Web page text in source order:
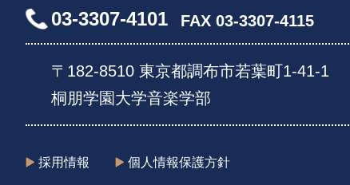
03-3307-4101 FAX 03-3307-4115
〒182-8510 東京都調布市若葉町1-41-1
桐朋学園大学音楽学部
採用情報 個人情報保護方針